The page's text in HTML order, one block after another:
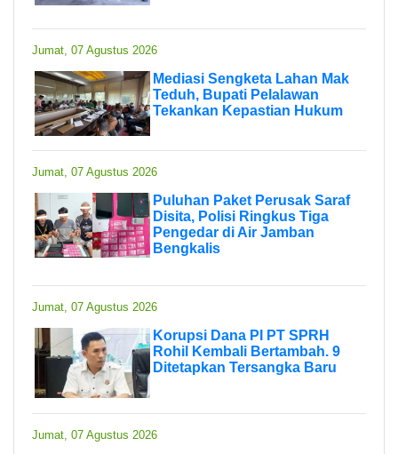
Jumat, 07 Agustus 2026
Mediasi Sengketa Lahan Mak
Teduh, Bupati Pelalawan
Tekankan Kepastian Hukum
Jumat, 07 Agustus 2026
Puluhan Paket Perusak Saraf
Disita, Polisi Ringkus Tiga
Pengedar di Air Jamban
Bengkalis
Jumat, 07 Agustus 2026
Korupsi Dana PI PT SPRH
Rohil Kembali Bertambah. 9
Ditetapkan Tersangka Baru
Jumat, 07 Agustus 2026